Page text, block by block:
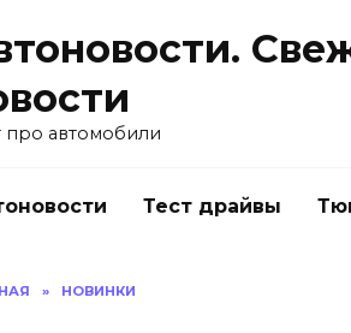
про автомобили
Тест драйвы
» НОВИНКИ